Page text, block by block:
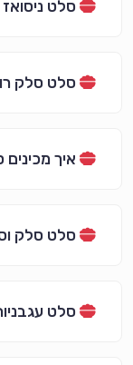
סלט ניסואז
סלט סלק
איך
סלט סלק
סלט